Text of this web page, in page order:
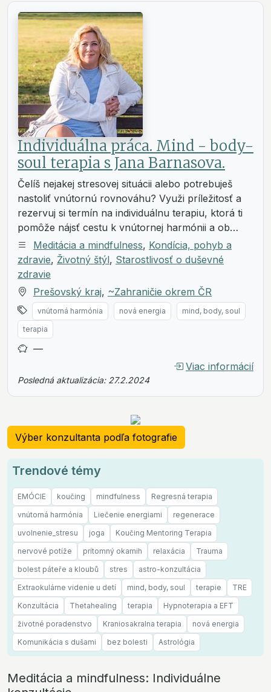
Individuálna práca. Mind - body-
soul terapia s Jana Barnasova.
Čelíš nejakej stresovej situácii alebo potrebuješ
nastoliť vnútornú rovnováhu? Využi príležitosť a
rezervuj si termín na individuálnu terapiu, ktorá ti
pomôže nájsť cestu k vnútornej harmónii a ob…
Meditácia a mindfulness, Kondícia, pohyb a
zdravie, Životný štýl, Starostlivosť o duševné
zdravie
Prešovský kraj, ~Zahraničie okrem ČR
vnútorná harmónia nová energia
mind, body, soul
terapia
—
Viac informácií
Posledná aktualizácia: 27.2.2024
Výber konzultanta podľa fotografie
Trendové témy
EMÓCIE koučing mindfulness
Regresná terapia
vnútorná harmónia
Liečenie energiami
regenerace
uvolnenie_stresu
joga
Koučing Mentoring Terapia
nervové potíže
prítomný okamih relaxácia
Trauma
bolest páteře a kloubů
stres
astro-konzultácia
Extraokulárne videnie u detí
mind, body, soul terapie
TRE
Konzultácia
Thetahealing terapia
Hypnoterapia a EFT
životné poradenstvo
Kraniosakralna terapia
nová energia
Komunikácia s dušami
bez bolesti Astrológia
Meditácia a mindfulness: Individuálne